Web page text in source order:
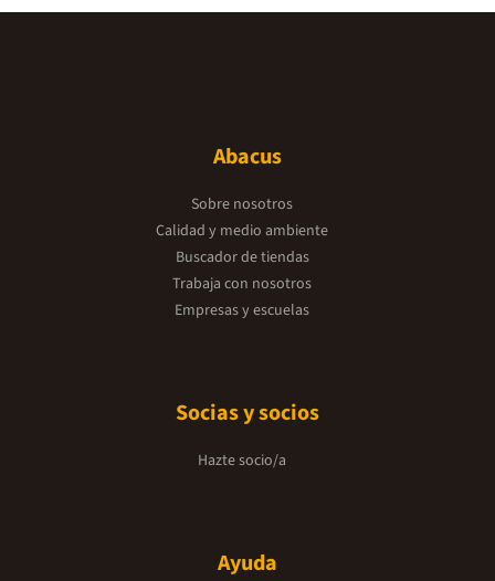
Abacus
Sobre nosotros
Calidad y medio ambiente
Buscador de tiendas
Trabaja con nosotros
Empresas y escuelas
Socias y socios
Hazte socio/a
Ayuda